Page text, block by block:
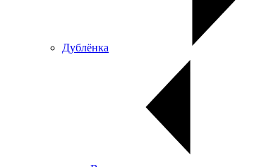
Дублёнка